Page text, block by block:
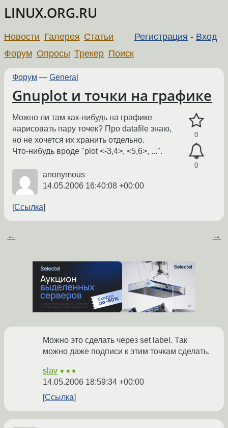
LINUX.ORG.RU
Регистрация - Вход
Новости Галерея Статьи
Форум Опросы Трекер Поиск
Форум — General
Gnuplot и точки на графике
0
0
Можно ли там как-нибудь на графике
нарисовать пару точек? Про datafile знаю,
но не хочется их хранить отдельно.
Что-нибудь вроде "plot <-3,4>, <5,6>, ...".
anonymous
14.05.2006 16:40:08 +00:00
Ссылка
← →
Можно это сделать через set label. Так
можно даже подписи к этим точкам сделать.
slav ★★★
14.05.2006 18:59:34 +00:00
Ссылка